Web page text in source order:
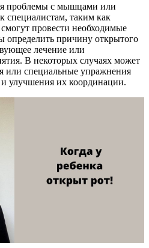
проблемы с мышцами или
специалистам, таким как
провести необходимые
определить причину открытого
лечение или
В некоторых случаях может
или специальные упражнения
улучшения их координации.